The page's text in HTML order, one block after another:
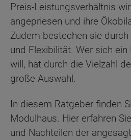
Preis-Leistungsverhältnis
angepriesen und ihre
Zudem bestechen sie
und Flexibilität. Wer sich
will, hat durch die Vielzahl
große Auswahl.
In diesem Ratgeber finden
Modulhaus. Hier erfahren
und Nachteilen der